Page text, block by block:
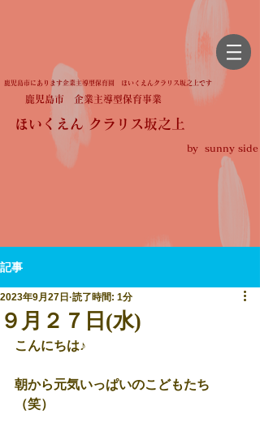
鹿児島市にあります企業主導型保育園 ほいくえんクラリス坂之上です
鹿児島市 企業主導型保育事業
ほいくえん クラリス坂之上
by sunny side
記事
９月２７日(水)
2023年9月27日 読了時間: 1分
こんにちは♪
朝から元気いっぱいのこどもたち
（笑）